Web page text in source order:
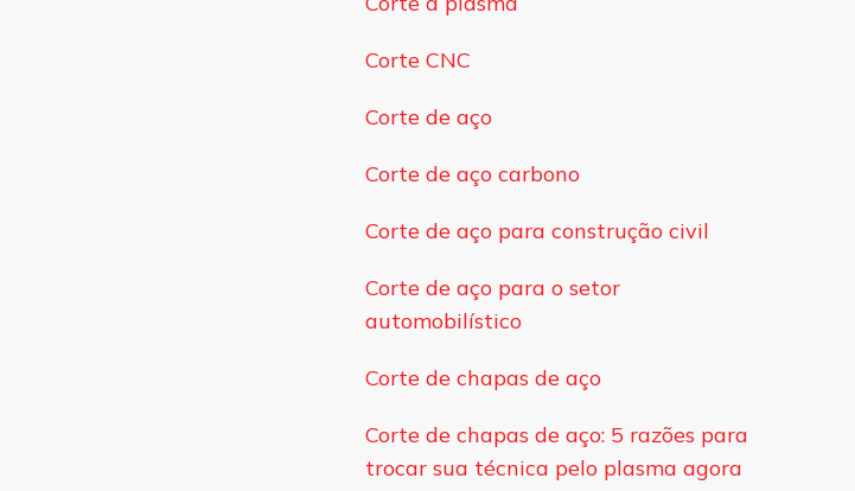
Corte CNC
Corte de aço
Corte de aço carbono
Corte de aço para construção civil
Corte de aço para o setor
automobilístico
Corte de chapas de aço
Corte de chapas de aço: 5 razões para
trocar sua técnica pelo plasma agora